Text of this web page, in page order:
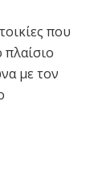
που
με τον